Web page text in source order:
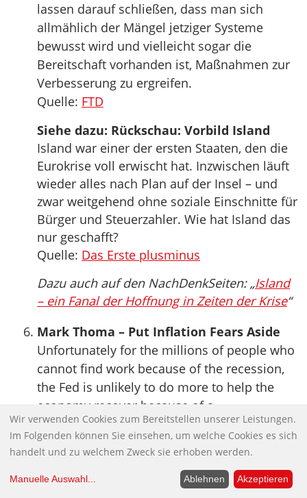
lassen darauf schließen, dass man sich
allmählich der Mängel jetziger Systeme
bewusst wird und vielleicht sogar die
Bereitschaft vorhanden ist, Maßnahmen zur
Verbesserung zu ergreifen.
Quelle: FTD
Siehe dazu: Rückschau: Vorbild Island
Island war einer der ersten Staaten, den die
Eurokrise voll erwischt hat. Inzwischen läuft
wieder alles nach Plan auf der Insel – und
zwar weitgehend ohne soziale Einschnitte für
Bürger und Steuerzahler. Wie hat Island das
nur geschafft?
Quelle: Das Erste plusminus
Dazu auch auf den NachDenkSeiten: „Island
– ein Fanal der Hoffnung in Zeiten der Krise“
Mark Thoma – Put Inflation Fears Aside
Unfortunately for the millions of people who
cannot find work because of the recession,
the Fed is unlikely to do more to help the
economy recover because of a
misperception of the cost and benefits of
further policy action. The Fed is far too
worried about the potential for inflation, and
far too pessimistic about its ability to lower
Wir verwenden Cookies zum Bereitstellen unserer Leistungen.
Im Folgenden können Sie einsehen, um welche Cookies es sich
handelt und zu welchem Zweck sie erhoben werden.
Manuelle Auswahl... Ablehnen Akzeptieren